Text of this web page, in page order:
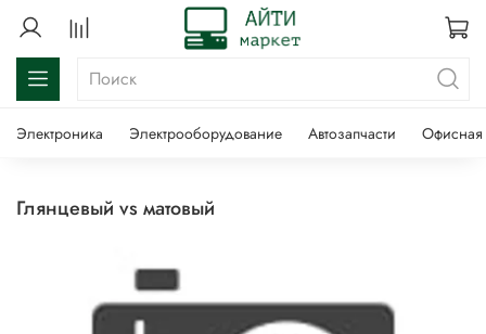
Электроника Электрооборудование Автозапчасти Офисная
глянцевый vs матовый